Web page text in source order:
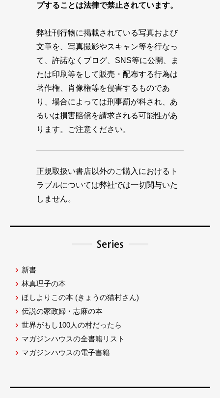
プすることは法律で禁止されています。
弊社刊行物に掲載されている写真および
文章を、写真撮影やスキャン等を行なっ
て、許諾なくブログ、SNS等に公開、ま
たは印刷等をして販売・配布する行為は
著作権、肖像権等を侵害するものであ
り、場合によっては刑事罰が科され、あ
るいは損害賠償を請求される可能性があ
ります。ご注意ください。
正規取扱い書店以外のご購入におけるト
ラブルについては弊社では一切関与いた
しません。
Series
新書
林真理子の本
ほしよりこの本 (きょうの猫村さん)
伝説の家政婦・志麻の本
世界がもし100人の村だったら
マガジンハウスの全書籍リスト
マガジンハウスの電子書籍